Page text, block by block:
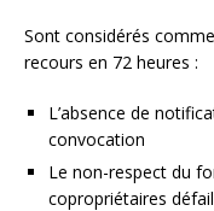
Sont considérés
recours en 72 heures :
L’absence de
convocation
Le non-respect du
copropriétaires